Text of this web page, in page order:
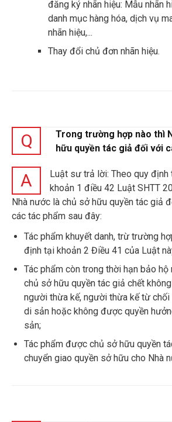
đăng ký nhãn hiệu: Mẫu nhãn
danh mục hàng hóa, dịch vụ
nhãn hiệu,...
Thay đổi chủ đơn nhãn hiệu.
Q
Trong trường hợp nào thì
hữu quyền tác giả đối với
A
Luật sư trả lời: Theo quy định
khoản 1 điều 42 Luật SHTT
Nhà nước là chủ sở hữu quyền tác giả
các tác phẩm sau đây:
Tác phẩm khuyết danh, trừ trường
định tại khoản 2 Điều 41 của Luật
Tác phẩm còn trong thời hạn bảo hộ
chủ sở hữu quyền tác giả chết
người thừa kế, người thừa kế từ chối
di sản hoặc không được quyền
sản;
Tác phẩm được chủ sở hữu quyền
chuyển giao quyền sở hữu cho Nhà